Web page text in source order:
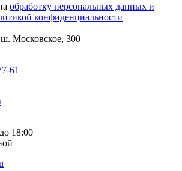
обработку персональных данных и
конфиденциальности
Московское, 300
61
18:00